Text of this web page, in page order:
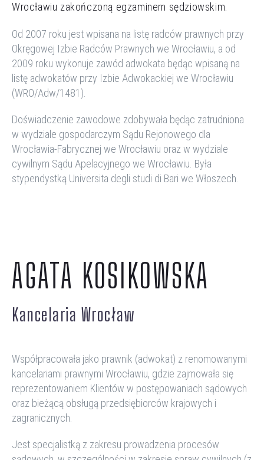
Wrocławiu zakończoną egzaminem sędziowskim.
Od 2007 roku jestwpisana na listę radców prawnych przy
Okręgowej Izbie Radców Prawnych we Wrocławiu, a od
2009 roku wykonuje zawód adwokata będąc wpisaną na
listę adwokatów przy Izbie Adwokackiej we Wrocławiu
(WRO/Adw/1481).
Doświadczenie zawodowe zdobywała będąc zatrudniona
w wydziale gospodarczym Sądu Rejonowego dla
Wrocławia-Fabrycznej we Wrocławiu oraz w wydziale
cywilnym Sądu Apelacyjnego we Wrocławiu. Była
stypendystką Universita degli studi di Bari we Włoszech.
AGATA KOSIKOWSKA
Kancelaria Wrocław
Współpracowała jako prawnik (adwokat) z renomowanymi
kancelariami prawnymi Wrocławiu, gdzie zajmowała się
reprezentowaniem Klientów w postępowaniach sądowych
oraz bieżącą obsługą przedsiębiorców krajowych i
zagranicznych.
Jest specjalistką z zakresu prowadzenia procesów